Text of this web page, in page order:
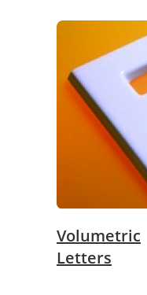
Volumetric
Letters